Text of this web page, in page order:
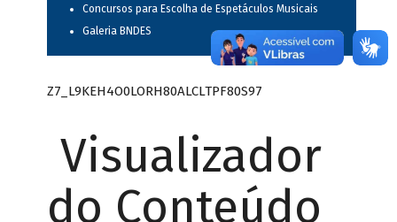
Concursos para Escolha de Espetáculos Musicais
Galeria BNDES
Z7_L9KEH4O0LORH80ALCLTPF80S97
Visualizador
do Conteúdo